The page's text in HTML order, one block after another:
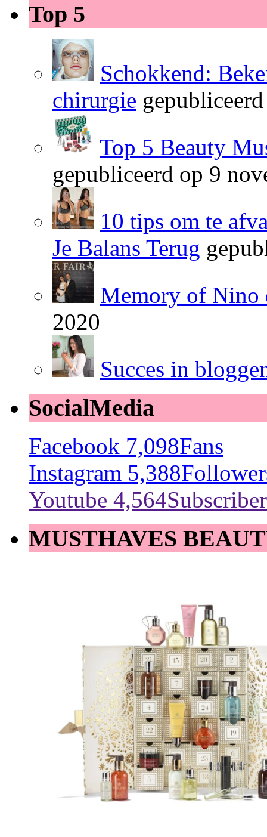
Top 5
Schokkend:
chirurgie
Top 5 Beauty
gepubliceerd op 9
10 tips om te
Je Balans Terug
Memory of Nino
2020
Succes in
SocialMedia
Facebook 7,098Fans
Instagram 5,388
Youtube 4,564Subscriber
MUSTHAVES